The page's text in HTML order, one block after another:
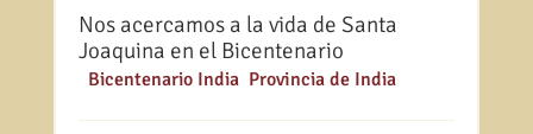
Nos acercamos a la vida de Santa
Joaquina en el Bicentenario
Bicentenario India, Provincia de India